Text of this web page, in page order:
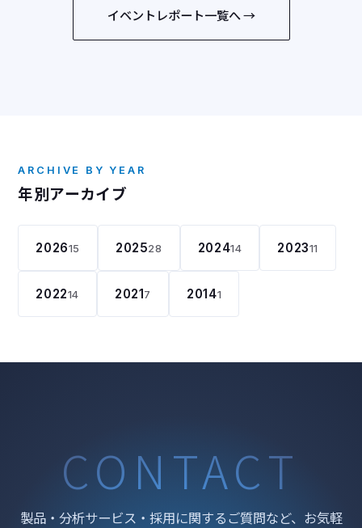
イベントレポート一覧へ →
ARCHIVE BY YEAR
年別アーカイブ
202615 202528 202414 202311
202214 2021 7 20141
CONTACT
製品・分析サービス・採用に関するご質問など、お気軽